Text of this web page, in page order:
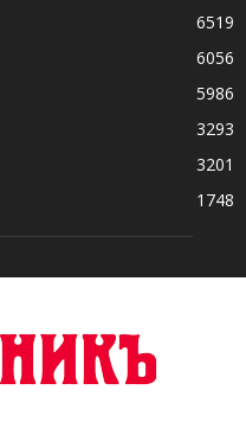
6519
6056
5986
3293
3201
1748